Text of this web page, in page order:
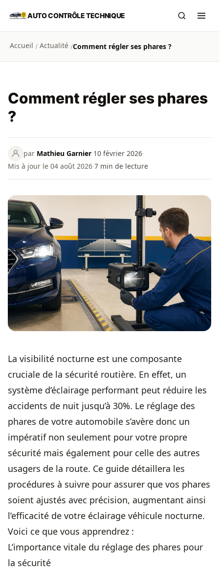
Aller au contenu principal
AUTO CONTRÔLE TECHNIQUE
Accueil / Actualité /Comment régler ses phares ?
Comment régler ses phares
?
par Mathieu Garnier·10 février 2026·
Mis à jour le 04 août 2026·7 min de lecture
La visibilité nocturne est une composante
cruciale de la sécurité routière. En effet, un
système d’éclairage performant peut réduire les
accidents de nuit jusqu’à 30%. Le réglage des
phares de votre automobile s’avère donc un
impératif non seulement pour votre propre
sécurité mais également pour celle des autres
usagers de la route. Ce guide détaillera les
procédures à suivre pour assurer que vos phares
soient ajustés avec précision, augmentant ainsi
l’efficacité de votre éclairage véhicule nocturne.
Voici ce que vous apprendrez :
L’importance vitale du réglage des phares pour
la sécurité